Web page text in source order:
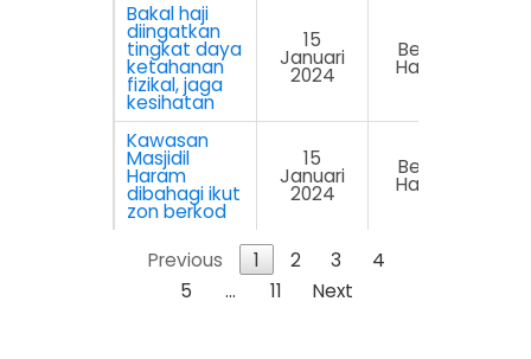
Bakal haji
diingatkan
tingkat daya
ketahanan
fizikal, jaga
kesihatan
15
Januari
2024
Berita
Harian
Kawasan
Masjidil
Haram
dibahagi ikut
zon berkod
15
Januari
2024
Berita
Harian
Previous 1 2 3
4
5
… 11 Next